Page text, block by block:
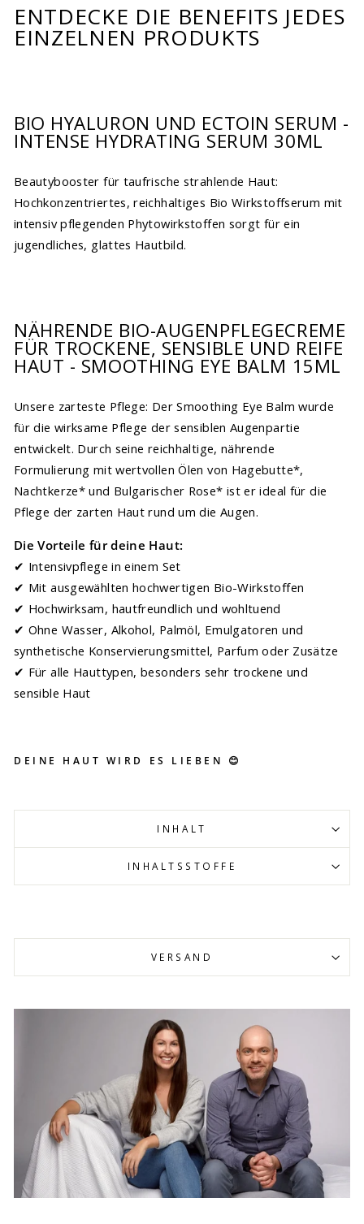
ENTDECKE DIE BENEFITS JEDES
EINZELNEN PRODUKTS
BIO HYALURON UND ECTOIN SERUM -
INTENSE HYDRATING SERUM 30ML
Beautybooster für taufrische strahlende Haut:
Hochkonzentriertes, reichhaltiges Bio Wirkstoffserum mit
intensiv pflegenden Phytowirkstoffen sorgt für ein
jugendliches, glattes Hautbild.
NÄHRENDE BIO-AUGENPFLEGECREME
FÜR TROCKENE, SENSIBLE UND REIFE
HAUT - SMOOTHING EYE BALM 15ML
Unsere zarteste Pflege: Der Smoothing Eye Balm wurde
für die wirksame Pflege der sensiblen Augenpartie
entwickelt. Durch seine reichhaltige, nährende
Formulierung mit wertvollen Ölen von Hagebutte*,
Nachtkerze* und Bulgarischer Rose* ist er ideal für die
Pflege der zarten Haut rund um die Augen.
Die Vorteile für deine Haut:
✔ Intensivpflege in einem Set
✔ Mit ausgewählten hochwertigen Bio-Wirkstoffen
✔ Hochwirksam, hautfreundlich und wohltuend
✔ Ohne Wasser, Alkohol, Palmöl, Emulgatoren und
synthetische Konservierungsmittel, Parfum oder Zusätze
✔ Für alle Hauttypen, besonders sehr trockene und
sensible Haut
DEINE HAUT WIRD ES LIEBEN 😊
INHALT
INHALTSSTOFFE
VERSAND